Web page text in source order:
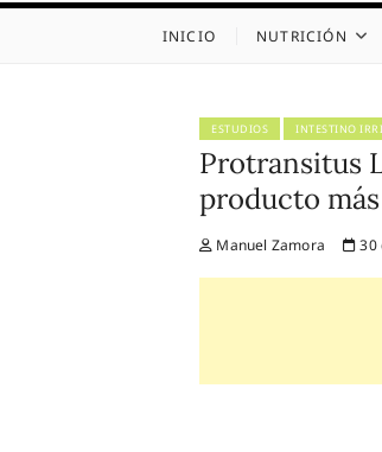
INICIO NUTRICIÓN
ESTUDIOS INTESTINO
Protransitus
producto
Manuel Zamora 30